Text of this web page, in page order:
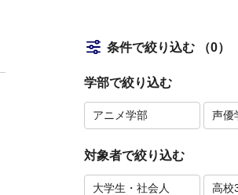
条件で絞り込む （0）
学部で絞り込む
アニメ学部 声優
対象者で絞り込む
大学生・社会人 高校